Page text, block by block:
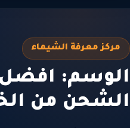
مركز معرفة الشيماء
الوسم:
الشحن من